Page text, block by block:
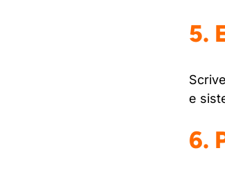
5.
e
6.